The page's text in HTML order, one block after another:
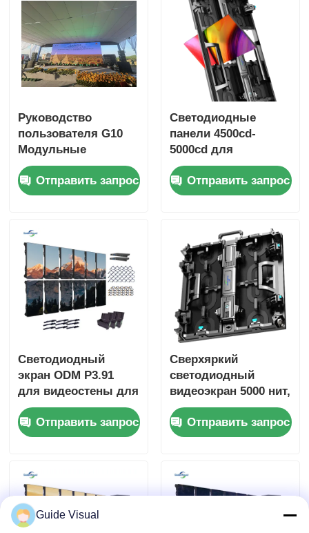
Руководство
пользователя G10
Модульные
светодиодные
панели
Светодиодный
внутреннего и
наружного
использования
Отправить запрос
Светодиодные
панели 4500cd-
5000cd для
настенных экранов,
цифровых дисплеев
для наружной
Отправить запрос
Светодиодный
экран ODM P3.91
для видеостены для
церквей, фон 800 Вт
Отправить запрос
Сверхяркий
светодиодный
видеоэкран 5000 нит,
цифровой экран
P2.9 P3.9 для
торгового центра
Отправить запрос
Guide Visual